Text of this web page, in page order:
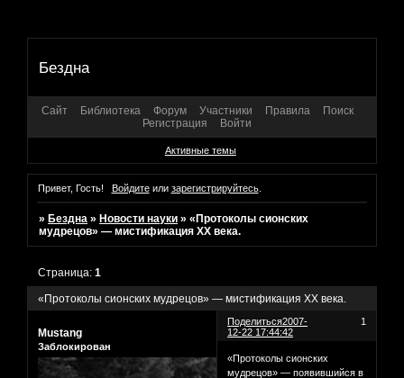
Бездна
Сайт Библиотека Форум Участники Правила
Поиск
Регистрация
Войти
Активные темы
Привет, Гость! Войдитеили зарегистрируйтесь.
»Бездна »Новости науки »«Протоколы сионских
мудрецов» — мистификация XX века.
«Протоколы сионских мудрецов» — мистификация XX века.
Страница:1
Поделиться 1
2007-
12-22 17:44:42
Mustang
Заблокирован
«Протоколы сионских
мудрецов» — появившийся в